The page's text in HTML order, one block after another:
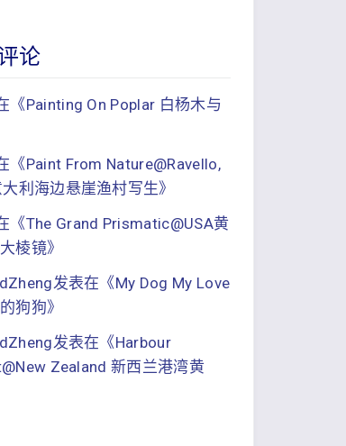
论
《Painting On Poplar 白杨木与
《Paint From Nature@Ravello,
利海边悬崖渔村写生》
《The Grand Prismatic@USA黄
棱镜》
发表在《My Dog My Love
狗狗》
发表在《Harbour
Zealand 新西兰港湾黄